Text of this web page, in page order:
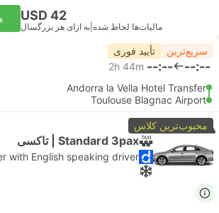
USD 42
مالیات‌ها لحاظ شده به ازای هر بزرگسال
سریع‌ترین تأیید فوری
--:--
--:--
2h 44m
Andorra la Vella Hotel Transfer
Toulouse Blagnac Airport
محبوب‌ترین کلاس
Standard 3pax | تاکسی